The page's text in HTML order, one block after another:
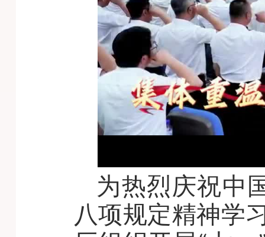
为热烈庆祝中
八项规定精神学